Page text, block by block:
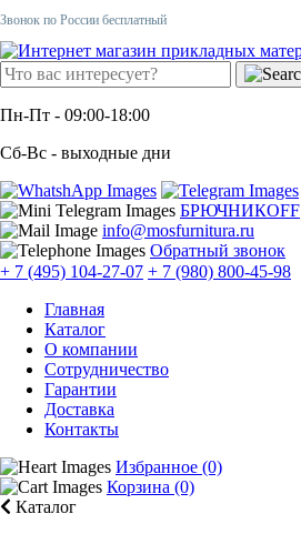
Звонок по России бесплатный
Пн-Пт - 09:00-18:00
Сб-Вс - выходные дни
БРЮЧНИКОFF
info@mosfurnitura.ru
Обратный звонок
+ 7 (495) 104-27-07 + 7 (980) 800-45-98
Главная
Каталог
О компании
Сотрудничество
Гарантии
Доставка
Контакты
Избранное (0)
Корзина (0)
Каталог